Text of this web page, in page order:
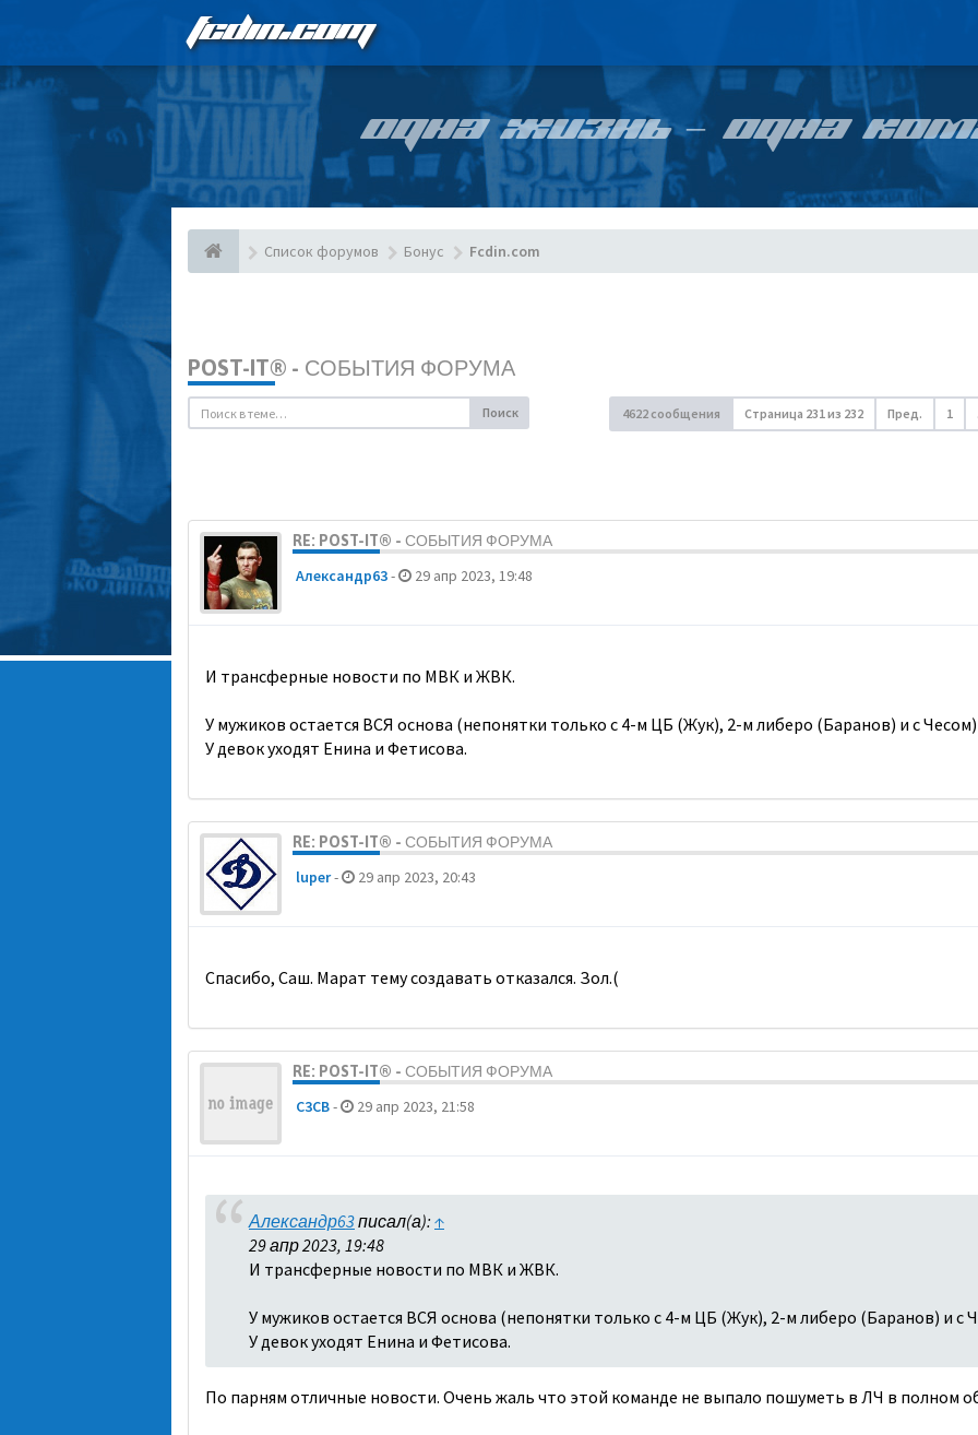
FCDIN.COM
ОДНА ЖИЗНЬ – ОДНА
Список форумов Бонус Fcdin.com
POST-IT® - СОБЫТИЯ ФОРУМА
Поиск 4622 сообщения Страница 231из 232 Пред. 1
RE: POST-IT® - СОБЫТИЯ ФОРУМА
Александр63- 29 апр 2023, 19:48
И трансферные новости по МВК и ЖВК.
У мужиков остается ВСЯ основа (непонятки только с 4-м ЦБ (Жук), 2-м либеро (Баранов) и с Чесом)
У девок уходят Енина и Фетисова.
RE: POST-IT® - СОБЫТИЯ ФОРУМА
luper- 29 апр 2023, 20:43
Спасибо, Саш. Марат тему создавать отказался. Зол.(
RE: POST-IT® - СОБЫТИЯ ФОРУМА
C3CB- 29 апр 2023, 21:58
Александр63писал(а): ↑
29 апр 2023, 19:48
И трансферные новости по МВК и ЖВК.
У мужиков остается ВСЯ основа (непонятки только с 4-м ЦБ (Жук), 2-м либеро (Баранов) и с
У девок уходят Енина и Фетисова.
По парням отличные новости. Очень жаль что этой команде не выпало пошуметь в ЛЧ в полном